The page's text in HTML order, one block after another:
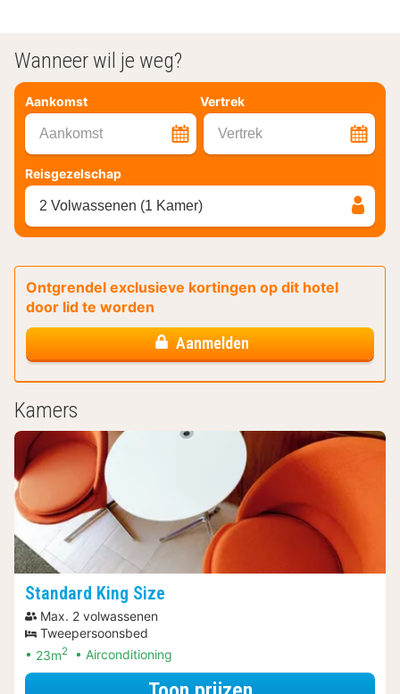
Wanneer wil je weg?
Aankomst Vertrek
Aankomst Vertrek
Reisgezelschap
2 Volwassenen (1 Kamer)
Ontgrendel exclusieve kortingen op dit hotel
door lid te worden
Aanmelden
Kamers
Standard King Size
Max. 2 volwassenen
Tweepersoonsbed
23m2 Airconditioning